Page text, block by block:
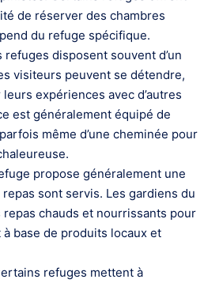
de réserver des chambres
du refuge spécifique.
refuges disposent souvent d’un
visiteurs peuvent se détendre,
expériences avec d’autres
est généralement équipé de
même d’une cheminée pour
propose généralement une
sont servis. Les gardiens du
chauds et nourrissants pour
base de produits locaux et
refuges mettent à